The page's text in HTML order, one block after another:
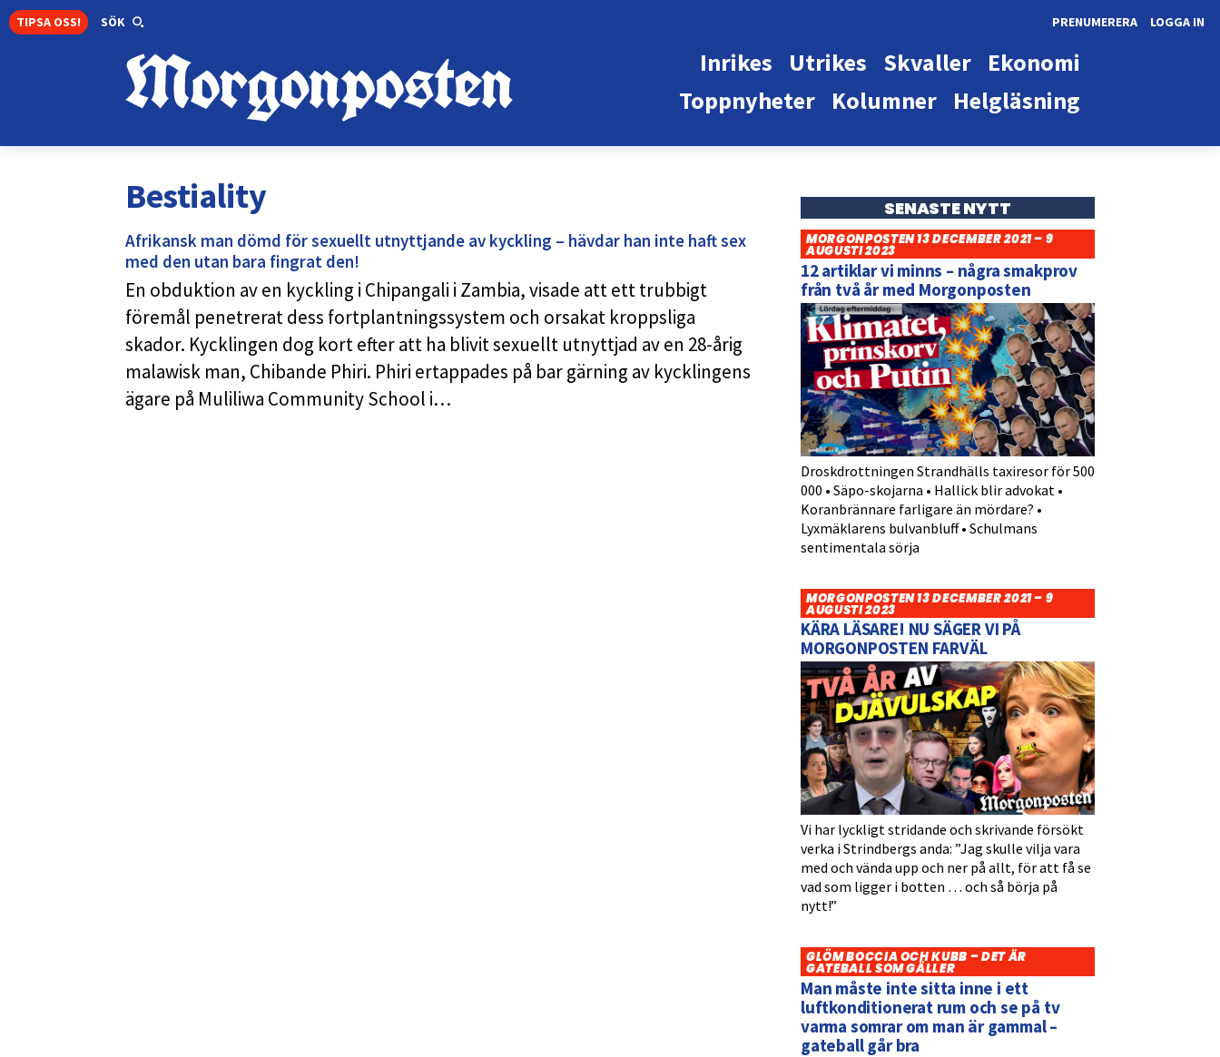
TIPSA OSS! SÖK LOGGA IN
PRENUMERERA
Ekonomi
Skvaller
Utrikes
Inrikes
Helgläsning
Kolumner
Toppnyheter
Bestiality
Afrikansk man dömd för sexuellt utnyttjande av kyckling – hävdar han inte haft sex
med den utan bara fingrat den!
En obduktion av en kyckling i Chipangali i Zambia, visade att ett trubbigt
föremål penetrerat dess fortplantningssystem och orsakat kroppsliga
skador. Kycklingen dog kort efter att ha blivit sexuellt utnyttjad av en 28-årig
malawisk man, Chibande Phiri. Phiri ertappades på bar gärning av kycklingens
ägare på Muliliwa Community School i…
SENASTE NYTT
MORGONPOSTEN 13 DECEMBER 2021 – 9
AUGUSTI 2023
12 artiklar vi minns – några smakprov
från två år med Morgonposten
Droskdrottningen Strandhälls taxiresor för 500
000 • Säpo-skojarna • Hallick blir advokat •
Koranbrännare farligare än mördare? •
Lyxmäklarens bulvanbluff • Schulmans
sentimentala sörja
MORGONPOSTEN 13 DECEMBER 2021 – 9
AUGUSTI 2023
KÄRA LÄSARE! NU SÄGER VI PÅ
MORGONPOSTEN FARVÄL
Vi har lyckligt stridande och skrivande försökt
verka i Strindbergs anda: ”Jag skulle vilja vara
med och vända upp och ner på allt, för att få se
vad som ligger i botten … och så börja på
nytt!”
GLÖM BOCCIA OCH KUBB – DET ÄR
GATEBALL SOM GÄLLER
Man måste inte sitta inne i ett
luftkonditionerat rum och se på tv
varma somrar om man är gammal –
gateball går bra